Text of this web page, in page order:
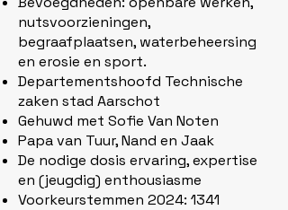
nutsvoorzieningen,
begraafplaatsen, waterbeheersing
en erosie en sport.
Departementshoofd Technische
zaken stad Aarschot
Gehuwd met Sofie Van Noten
Papa van Tuur, Nand en Jaak
De nodige dosis ervaring, expertise
en (jeugdig) enthousiasme
Voorkeurstemmen 2024: 1341